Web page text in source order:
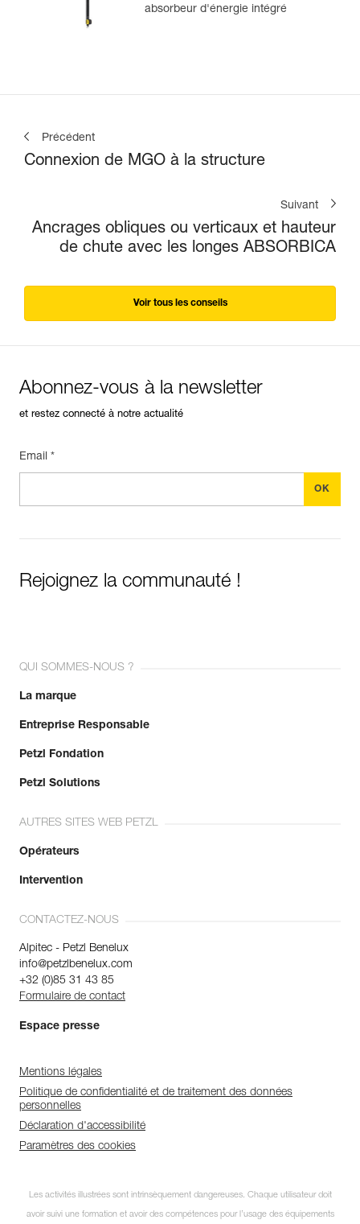
absorbeur d'énergie intégré
Précédent
Connexion de MGO à la structure
Suivant
Ancrages obliques ou verticaux et hauteur
de chute avec les longes ABSORBICA
Voir tous les conseils
Abonnez-vous à la newsletter
et restez connecté à notre actualité
Email *
Rejoignez la communauté !
QUI SOMMES-NOUS ?
La marque
Entreprise Responsable
Petzl Fondation
Petzl Solutions
AUTRES SITES WEB PETZL
Opérateurs
Intervention
CONTACTEZ-NOUS
Alpitec - Petzl Benelux
info@petzlbenelux.com
+32 (0)85 31 43 85
Formulaire de contact
Espace presse
Mentions légales
Politique de confidentialité et de traitement des données
personnelles
Déclaration d'accessibilité
Paramètres des cookies
Les activités illustrées sont intrinsèquement dangereuses. Chaque utilisateur doit
avoir suivi une formation et avoir des compétences pour l’usage des équipements